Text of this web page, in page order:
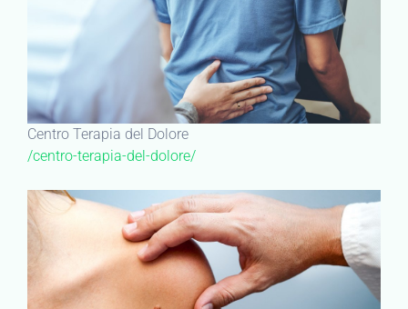
Centro Terapia del Dolore
/centro-terapia-del-dolore/